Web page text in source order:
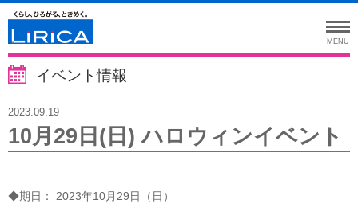
MENU
イベント情報
2023.09.19
10月29日(日) ハロウィンイベント
◆期日： 2023年10月29日（日）